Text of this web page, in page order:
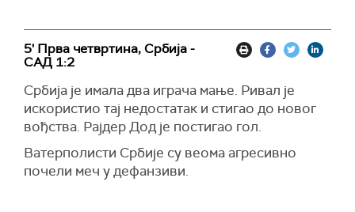
5' Прва четвртина, Србија -
САД 1:2
Србија је имала два играча мање. Ривал је
искористио тај недостатак и стигао до новог
вођства. Рајдер Дод је постигао гол.
Ватерполисти Србије су веома агресивно
почели меч у дефанзиви.